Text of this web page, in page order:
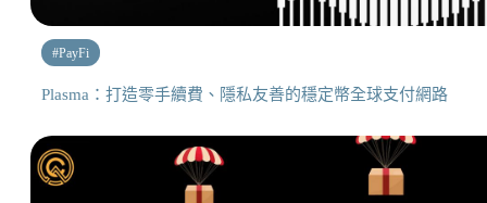
#PayFi
Plasma：打造零手續費、隱私友善的穩定幣全球支付網路